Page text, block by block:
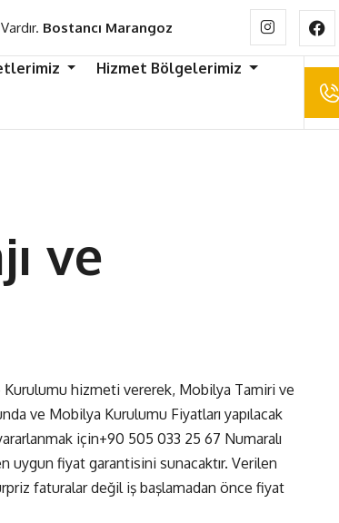
Bostancı Marangoz
Hizmet Bölgelerimiz
ve
Kurulumu hizmeti vererek, Mobilya Tamiri ve
ve Mobilya Kurulumu Fiyatları yapılacak
için+90 505 033 25 67 Numaralı
fiyat garantisini sunacaktır. Verilen
faturalar değil iş başlamadan önce fiyat